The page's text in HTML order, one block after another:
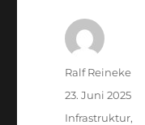
Autor
Ralf Reineke
Veröffentlicht
am
23. Juni 2025
Kategorien
Infrastruktur,